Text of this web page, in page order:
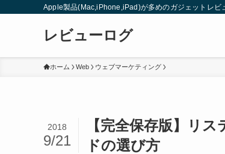
Apple製品(Mac,iPhone,iPad)が多めのガジェットレビ
レビューログ
ホーム Web ウェブマーケティング
【完全保存版】リ
ドの選び方
2018
9/21